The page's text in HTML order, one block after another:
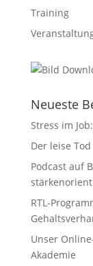
Training
Neueste
Stress im
Der leise
Podcast auf
RTL-
Unser
Akademie